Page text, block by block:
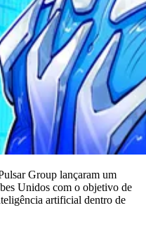
Group lançaram um
Unidos com o objetivo de
artificial dentro de